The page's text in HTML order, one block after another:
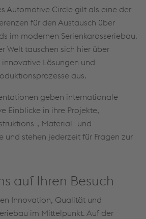
Automotive Circle gilt als eine der
für den Austausch über
im modernen Serienkarosseriebau.
Welt tauschen sich hier über
Lösungen und
aus.
geben internationale
Einblicke in ihre Projekte,
, Material- und
und stehen jederzeit für Fragen zur
auf Ihren Besuch
Innovation, Qualität und
im Mittelpunkt. Auf der